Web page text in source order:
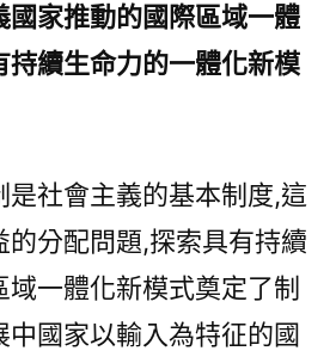
國家推動的國際區域一體
持續生命力的一體化新模
是社會主義的基本制度,這
的分配問題,探索具有持續
一體化新模式奠定了制
中國家以輸入為特征的國